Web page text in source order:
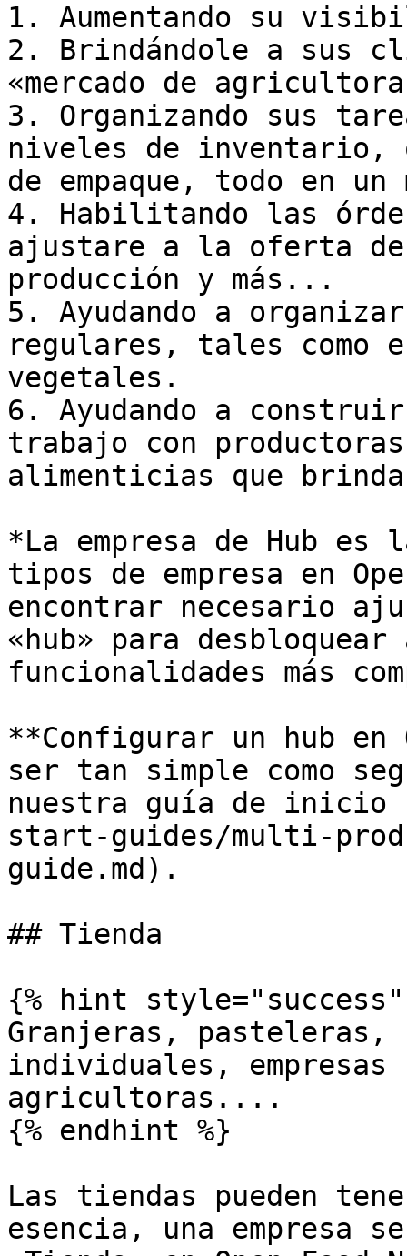
1. Aumentando su
2. Brindándole a sus
«mercado de
3. Organizando sus
niveles de inventario,
de empaque, todo en
4. Habilitando las
ajustare a la oferta de
producción y más...
5. Ayudando a
regulares, tales como
vegetales.
6. Ayudando a
trabajo con
alimenticias que
*La empresa de Hub
tipos de empresa en
encontrar necesario
«hub» para
funcionalidades más
**Configurar un hub en
ser tan simple como
nuestra guía de
start-guides/multi-
guide.md).
## Tienda
{% hint style="success"
Granjeras,
individuales, empresas
agricultoras....
{% endhint %}
Las tiendas pueden
esencia, una empresa